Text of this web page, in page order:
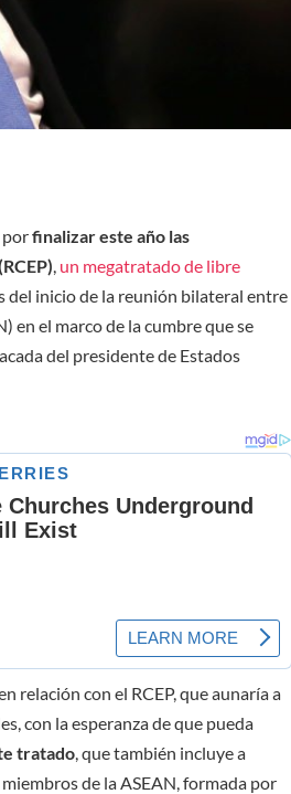
porfinalizar este año las
, un megatratado de libre
del inicio de la reunión bilateral entre
en el marco de la cumbre que se
del presidente de Estados
relación con el RCEP, que aunaría a
con la esperanza de que pueda
tratado , que también incluye a
de la ASEAN, formada por